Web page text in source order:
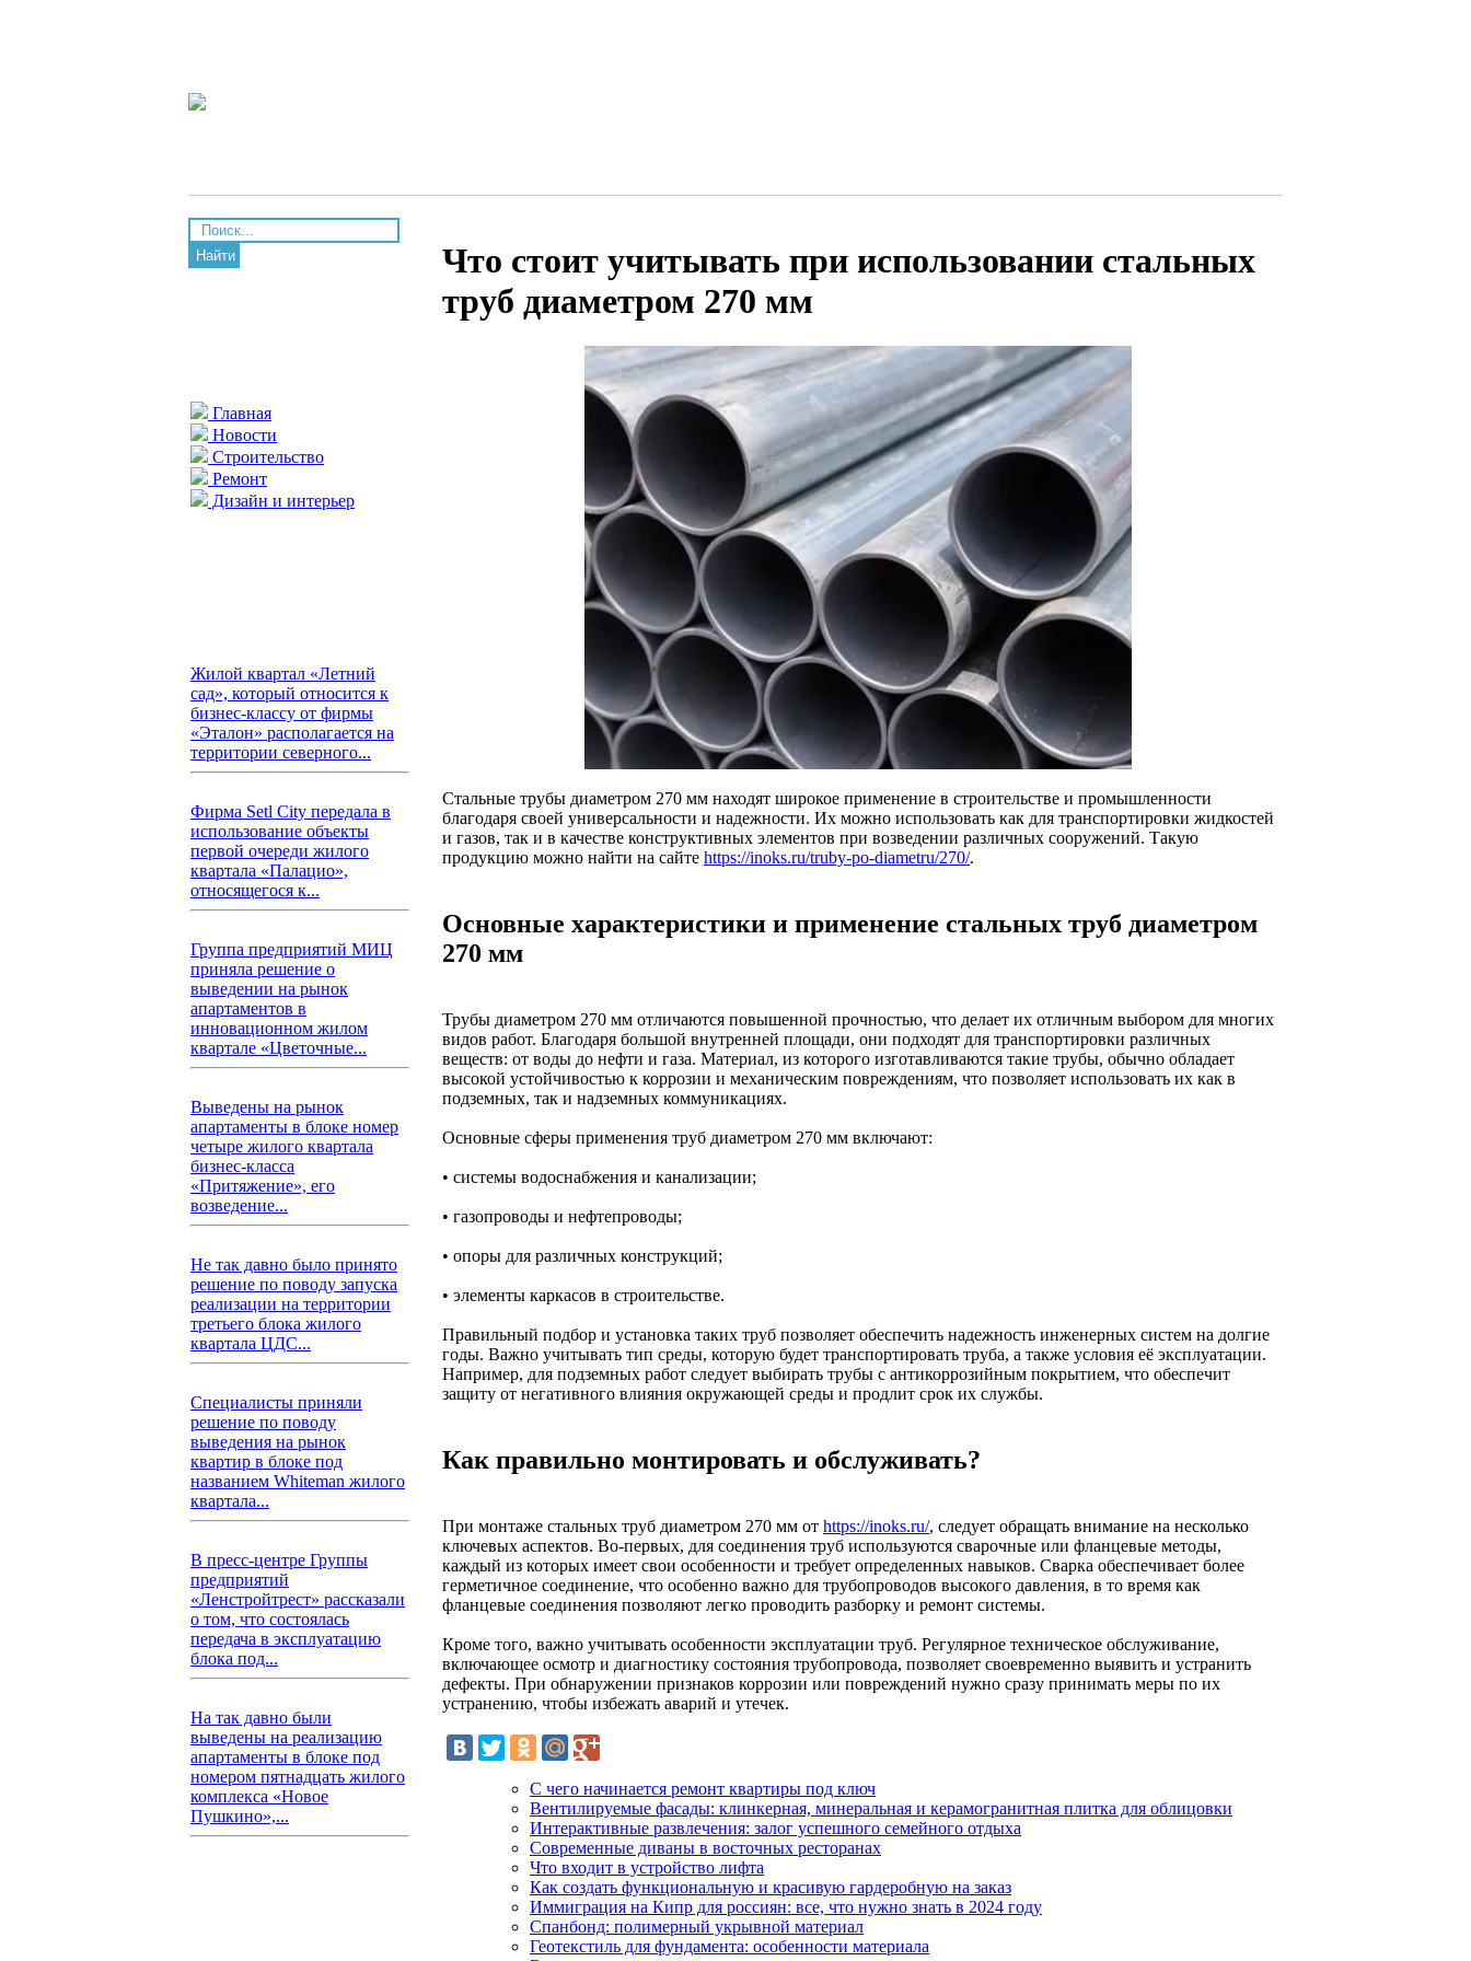
Найти
Главная
Новости
Строительство
Ремонт
Дизайн и интерьер
Жилой квартал «Летний
сад», который относится к
бизнес-классу от фирмы
«Эталон» располагается на
территории северного...
Фирма Setl City передала в
использование объекты
первой очереди жилого
квартала «Палацио»,
относящегося к...
Группа предприятий МИЦ
приняла решение о
выведении на рынок
апартаментов в
инновационном жилом
квартале «Цветочные...
Выведены на рынок
апартаменты в блоке номер
четыре жилого квартала
бизнес-класса
«Притяжение», его
возведение...
Не так давно было принято
решение по поводу запуска
реализации на территории
третьего блока жилого
квартала ЦДС...
Специалисты приняли
решение по поводу
выведения на рынок
квартир в блоке под
названием Whiteman жилого
квартала...
В пресс-центре Группы
предприятий
«Ленстройтрест» рассказали
о том, что состоялась
передача в эксплуатацию
блока под...
На так давно были
выведены на реализацию
апартаменты в блоке под
номером пятнадцать жилого
комплекса «Новое
Пушкино»,...
Что стоит учитывать при использовании стальных
труб диаметром 270 мм
Стальные трубы диаметром 270 мм находят широкое применение в строительстве и промышленности
благодаря своей универсальности и надежности. Их можно использовать как для транспортировки жидкостей
и газов, так и в качестве конструктивных элементов при возведении различных сооружений. Такую
продукцию можно найти на сайте https://inoks.ru/truby-po-diametru/270/.
Основные характеристики и применение стальных труб диаметром
270 мм
Трубы диаметром 270 мм отличаются повышенной прочностью, что делает их отличным выбором для многих
видов работ. Благодаря большой внутренней площади, они подходят для транспортировки различных
веществ: от воды до нефти и газа. Материал, из которого изготавливаются такие трубы, обычно обладает
высокой устойчивостью к коррозии и механическим повреждениям, что позволяет использовать их как в
подземных, так и надземных коммуникациях.
Основные сферы применения труб диаметром 270 мм включают:
• системы водоснабжения и канализации;
• газопроводы и нефтепроводы;
• опоры для различных конструкций;
• элементы каркасов в строительстве.
Правильный подбор и установка таких труб позволяет обеспечить надежность инженерных систем на долгие
годы. Важно учитывать тип среды, которую будет транспортировать труба, а также условия её эксплуатации.
Например, для подземных работ следует выбирать трубы с антикоррозийным покрытием, что обеспечит
защиту от негативного влияния окружающей среды и продлит срок их службы.
Как правильно монтировать и обслуживать?
При монтаже стальных труб диаметром 270 мм от https://inoks.ru/, следует обращать внимание на несколько
ключевых аспектов. Во-первых, для соединения труб используются сварочные или фланцевые методы,
каждый из которых имеет свои особенности и требует определенных навыков. Сварка обеспечивает более
герметичное соединение, что особенно важно для трубопроводов высокого давления, в то время как
фланцевые соединения позволяют легко проводить разборку и ремонт системы.
Кроме того, важно учитывать особенности эксплуатации труб. Регулярное техническое обслуживание,
включающее осмотр и диагностику состояния трубопровода, позволяет своевременно выявить и устранить
дефекты. При обнаружении признаков коррозии или повреждений нужно сразу принимать меры по их
устранению, чтобы избежать аварий и утечек.
С чего начинается ремонт квартиры под ключ
Вентилируемые фасады: клинкерная, минеральная и керамогранитная плитка для облицовки
Интерактивные развлечения: залог успешного семейного отдыха
Современные диваны в восточных ресторанах
Что входит в устройство лифта
Как создать функциональную и красивую гардеробную на заказ
Иммиграция на Кипр для россиян: все, что нужно знать в 2024 году
Спанбонд: полимерный укрывной материал
Геотекстиль для фундамента: особенности материала